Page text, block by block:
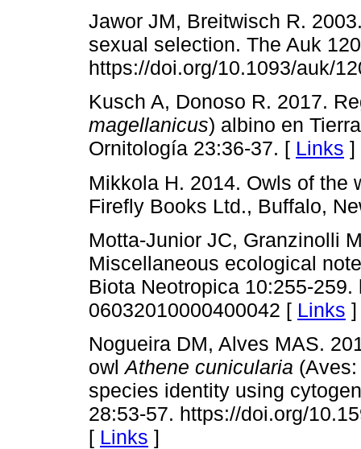
Jawor JM, Breitwisch R.
sexual selection. The Auk
https://doi.org/10.1093/auk/
Kusch A, Donoso R. 2017.
magellanicus) albino en
Ornitología 23:36-37. [ Links ]
Mikkola H. 2014. Owls of the
Firefly Books Ltd., Buffalo,
Motta-Junior JC, Granzinolli
Miscellaneous ecological
Biota Neotropica 10:255-
06032010000400042 [ Links ]
Nogueira DM, Alves MAS.
owlAthene cunicularia
species identity using
28:53-57. https://doi.org/
[ Links ]